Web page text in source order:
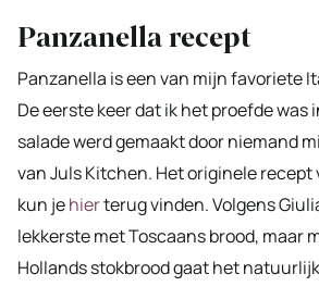
Panzanella recept
Panzanella is een van mijn favoriete
De eerste keer dat ik het proefde was
salade werd gemaakt door niemand
van Juls Kitchen. Het originele recept
kun jehierterug vinden. Volgens
lekkerste met Toscaans brood, maar
Hollands stokbrood gaat het